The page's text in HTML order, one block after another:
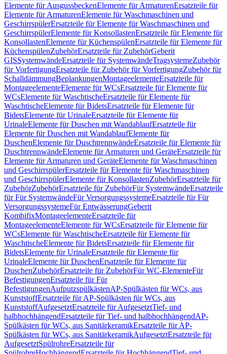
Elemente für AusgussbeckenElemente für ArmaturenErsatzteile für
Elemente für ArmaturenElemente für Waschmaschinen und
GeschirrspülerErsatzteile für Elemente für Waschmaschinen und
GeschirrspülerElemente für KonsollastenErsatzteile für Elemente für
KonsollastenElemente für KüchenspülenErsatzteile für Elemente für
KüchenspülenZubehörErsatzteile für ZubehörGeberit
GISSystemwändeErsatzteile für SystemwändeTragsystemeZubehör
für VorfertigungErsatzteile für Zubehör für VorfertigungZubehör für
SchalldämmungBeplankungenMontageelementeErsatzteile für
MontageelementeElemente für WCsErsatzteile für Elemente für
WCsElemente für WaschtischeErsatzteile für Elemente für
WaschtischeElemente für BidetsErsatzteile für Elemente für
BidetsElemente für UrinaleErsatzteile für Elemente für
UrinaleElemente für Duschen mit WandablaufErsatzteile für
Elemente für Duschen mit WandablaufElemente für
DuschenElemente für DuschtrennwändeErsatzteile für Elemente für
DuschtrennwändeElemente für Armaturen und GeräteErsatzteile für
Elemente für Armaturen und GeräteElemente für Waschmaschinen
und GeschirrspülerErsatzteile für Elemente für Waschmaschinen
und GeschirrspülerElemente für KonsollastenZubehörErsatzteile für
ZubehörZubehörErsatzteile für ZubehörFür SystemwändeErsatzteile
für Für SystemwändeFür VersorgungssystemeErsatzteile für Für
VersorgungssystemeFür EntwässerungGeberit
KombifixMontageelementeErsatzteile für
MontageelementeElemente für WCsErsatzteile für Elemente für
WCsElemente für WaschtischeErsatzteile für Elemente für
WaschtischeElemente für BidetsErsatzteile für Elemente für
BidetsElemente für UrinaleErsatzteile für Elemente für
UrinaleElemente für DuschenErsatzteile für Elemente für
DuschenZubehörErsatzteile für ZubehörFür WC-ElementeFür
BefestigungenErsatzteile für Für
BefestigungenAufputzspülkästenAP-Spülkästen für WCs, aus
KunststoffErsatzteile für AP-Spülkästen für WCs, aus
KunststoffAufgesetztErsatzteile für AufgesetztTief- und
halbhochhängendErsatzteile für Tief- und halbhochhängendAP-
Spülkästen für WCs, aus SanitärkeramikErsatzteile für AP-
Spülkästen für WCs, aus SanitärkeramikAufgesetztErsatzteile für
AufgesetztSpülrohreErsatzteile für